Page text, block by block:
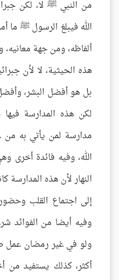
من النبي ﷺ لا، لكن
الله فيبلغ الرسول ﷺ ما
ألفاظه، ومن جهة
هذه الحيثية، لا لأن
بل هو أفضل البشر،
لكن هذه المدارسة
مدارسة لمن يأتي به من
الله، وفيه فائدة أخرى
النهار لأن هذه المدارسة
إلى اجتماع القلب وحضور
وفيه أيضا من الفوائد
ولو في غير رمضان عمل
أكثر، كذلك يستفيد من